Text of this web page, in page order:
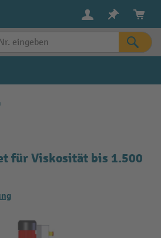
für Viskosität bis 1.500